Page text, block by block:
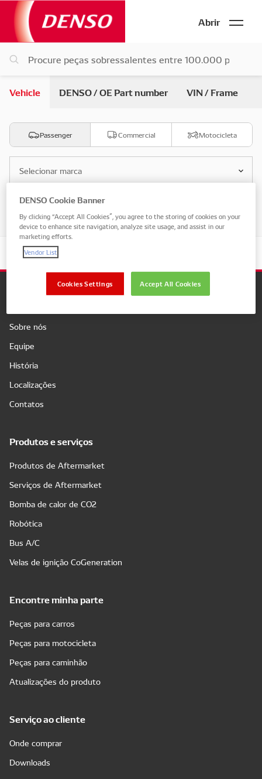
Abrir
Vehicle DENSO / OE Part number VIN / Frame
Passenger Commercial Motocicleta
Selecionar marca
Sobre nós
Equipe
História
Localizações
Contatos
Produtos e serviços
Produtos de Aftermarket
Serviços de Aftermarket
Bomba de calor de CO2
Robótica
Bus A/C
Velas de ignição CoGeneration
Encontre minha parte
Peças para carros
Peças para motocicleta
Peças para caminhão
Atualizações do produto
Serviço ao cliente
Onde comprar
Downloads
DENSO Cookie Banner
By clicking “Accept All Cookies”, you agree to the storing of cookies on your
device to enhance site navigation, analyze site usage, and assist in our
marketing efforts.
Vendor List
Accept All Cookies
Cookies Settings